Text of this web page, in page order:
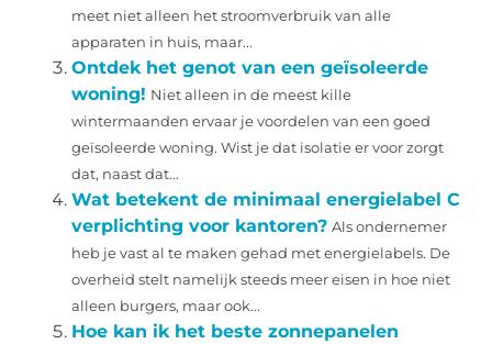
meet niet alleen het stroomverbruik van alle
apparaten in huis, maar...
Ontdek het genot van een geïsoleerde
woning! Niet alleen in de meest kille
wintermaanden ervaar je voordelen van een goed
geïsoleerde woning. Wist je dat isolatie er voor zorgt
dat, naast dat...
Wat betekent de minimaal energielabel C
verplichting voor kantoren? Als ondernemer
heb je vast al te maken gehad met energielabels. De
overheid stelt namelijk steeds meer eisen in hoe niet
alleen burgers, maar ook...
Hoe kan ik het beste zonnepanelen